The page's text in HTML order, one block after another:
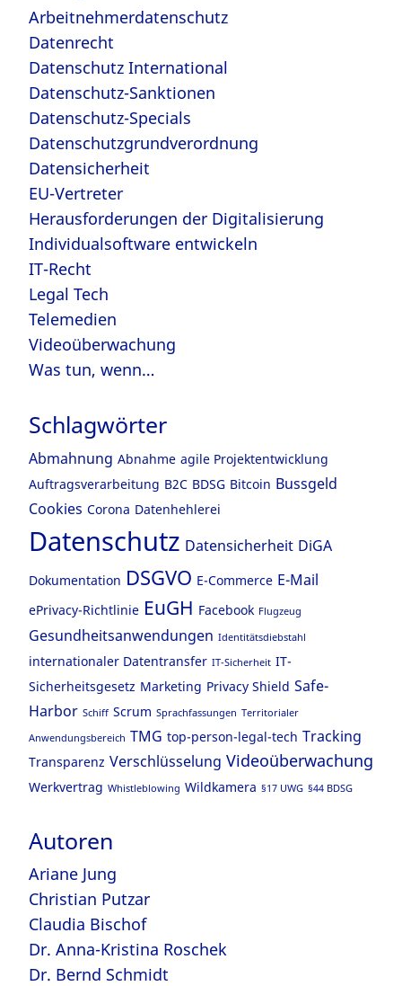
Arbeitnehmerdatenschutz
Datenrecht
Datenschutz International
Datenschutz-Sanktionen
Datenschutz-Specials
Datenschutzgrundverordnung
Datensicherheit
EU-Vertreter
Herausforderungen der Digitalisierung
Individualsoftware entwickeln
IT-Recht
Legal Tech
Telemedien
Videoüberwachung
Was tun, wenn…
Schlagwörter
Abmahnung Abnahme agile Projektentwicklung
Auftragsverarbeitung B2C BDSG Bitcoin Bussgeld
Cookies Corona Datenhehlerei
Datenschutz Datensicherheit DiGA
Dokumentation DSGVO E-Commerce E-Mail
ePrivacy-Richtlinie EuGH Facebook Flugzeug
Gesundheitsanwendungen Identitätsdiebstahl
internationaler Datentransfer IT-Sicherheit IT-
Sicherheitsgesetz Marketing Privacy Shield Safe-
Harbor Schiff Scrum Sprachfassungen Territorialer
Anwendungsbereich TMG top-person-legal-tech Tracking
Transparenz Verschlüsselung Videoüberwachung
Werkvertrag Whistleblowing Wildkamera §17 UWG §44 BDSG
Autoren
Ariane Jung
Christian Putzar
Claudia Bischof
Dr. Anna-Kristina Roschek
Dr. Bernd Schmidt